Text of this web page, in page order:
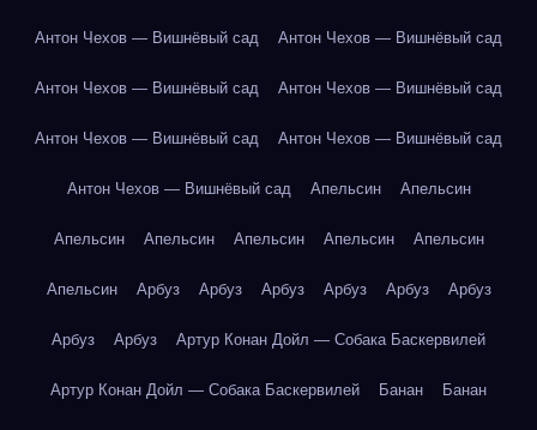
Антон Чехов — Вишнёвый сад Антон Чехов — Вишнёвый сад
Антон Чехов — Вишнёвый сад Антон Чехов — Вишнёвый сад
Антон Чехов — Вишнёвый сад Антон Чехов — Вишнёвый сад
Антон Чехов — Вишнёвый сад Апельсин Апельсин
Апельсин Апельсин Апельсин Апельсин Апельсин
Апельсин Арбуз Арбуз Арбуз Арбуз Арбуз Арбуз
Арбуз Арбуз Артур Конан Дойл — Собака Баскервилей
Артур Конан Дойл — Собака Баскервилей Банан Банан